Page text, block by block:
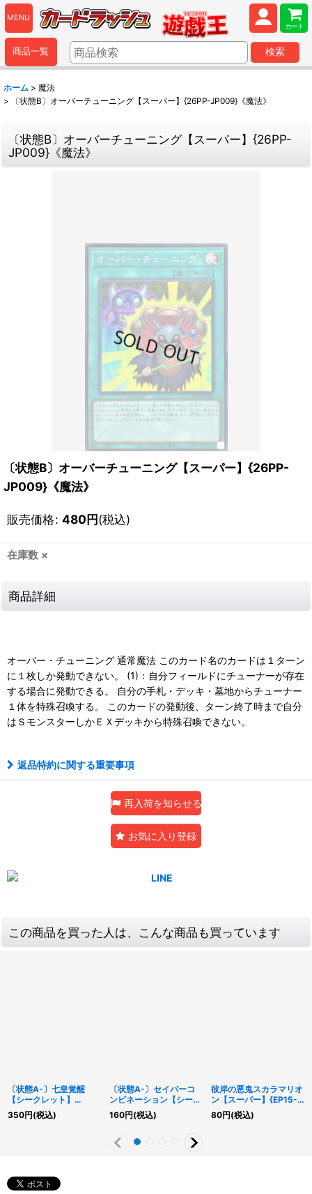
MENU
カート
商品一覧 検索
ホーム > 魔法
>
〔状態B〕オーバーチューニング【スーパー】{26PP-JP009}《魔法》
〔状態B〕オーバーチューニング【スーパー】{26PP-
JP009}《魔法》
〔状態B〕オーバーチューニング【スーパー】{26PP-
JP009}《魔法》
販売価格: 480円(税込)
在庫数 ×
商品詳細
オーバー・チューニング 通常魔法 このカード名のカードは１ターン
に１枚しか発動できない。 (1)：自分フィールドにチューナーが存在
する場合に発動できる。 自分の手札・デッキ・墓地からチューナー
１体を特殊召喚する。 このカードの発動後、ターン終了時まで自分
はＳモンスターしかＥＸデッキから特殊召喚できない。
返品特約に関する重要事項
再入荷を知らせる
お気に入り登録
この商品を買った人は、こんな商品も買っています
〔状態A-〕七皇覚醒
【シークレット】
{DP28-JP037}《魔
法》
350円(税込)
〔状態A-〕セイバーコ
ンビネーション【シーク
レットパラレル】
{TW03-JP005}《魔
160円(税込)
彼岸の悪鬼スカラマリオ
ン【スーパー】{EP15-
JP001}《モンスター》
80円(税込)